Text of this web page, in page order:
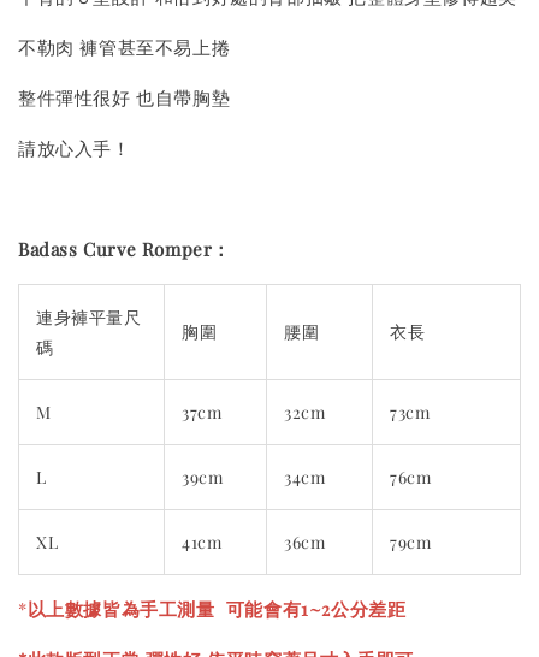
不勒肉 褲管甚至不易上捲
整件彈性很好 也自帶胸墊
請放心入手！
Badass Curve Romper：
連身褲平量尺
碼
胸圍 腰圍 衣長
M 37cm 32cm 73cm
L 39cm 34cm 76cm
XL 41cm 36cm 79cm
*以上數據皆為手工測量 可能會有1~2公分差距